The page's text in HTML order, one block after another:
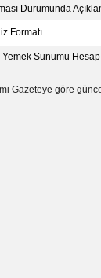
Durumunda
Formatı
Sunumu
Gazeteye göre